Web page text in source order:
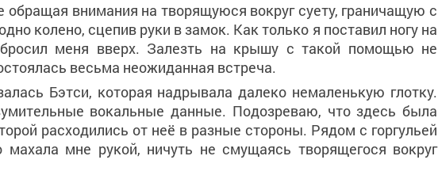
внимания на творящуюся вокруг суету, граничащую с
колено, сцепив руки в замок. Как только я поставил ногу на
меня вверх. Залезть на крышу с такой помощью не
весьма неожиданная встреча.
Бэтси, которая надрывала далеко немаленькую глотку.
вокальные данные. Подозреваю, что здесь была
расходились от неё в разные стороны. Рядом с горгульей
махала мне рукой, ничуть не смущаясь творящегося вокруг